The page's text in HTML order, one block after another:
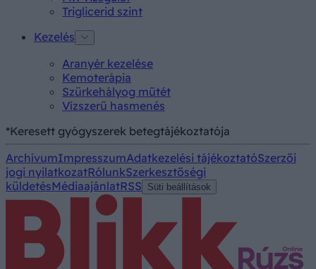
Triglicerid szint
Kezelés
Aranyér kezelése
Kemoterápia
Szürkehályog műtét
Vízszerű hasmenés
*Keresett gyógyszerek betegtájékoztatója
ArchívumImpresszumAdatkezelési tájékoztatóSzerzői
jogi nyilatkozatRólunkSzerkesztőségi
küldetésMédiaajánlatRSS Süti beállítások